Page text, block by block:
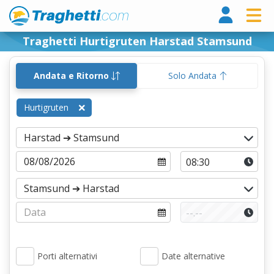
Traghetti Hurtigruten Harstad Stamsund
Andata e Ritorno Solo Andata
Hurtigruten
Porti alternativi Date alternative